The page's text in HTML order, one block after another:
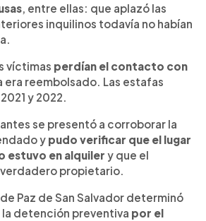
, entre ellas: que aplazó las
inquilinos todavía no habían
víctimas perdían el contacto con
era reembolsado. Las estafas
y 2022.
se presentó a corroborar la
y pudo verificar que el lugar
estuvo en alquiler y que el
propietario.
Paz de San Salvador determinó
detención preventiva por el